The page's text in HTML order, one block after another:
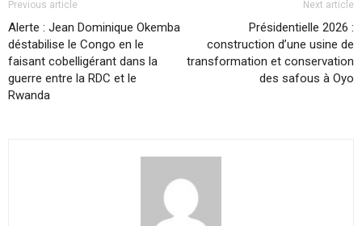
Previous article
Alerte : Jean Dominique Okemba
déstabilise le Congo en le
faisant cobelligérant dans la
guerre entre la RDC et le
Rwanda
Next article
Présidentielle 2026 :
construction d’une usine de
transformation et conservation
des safous à Oyo